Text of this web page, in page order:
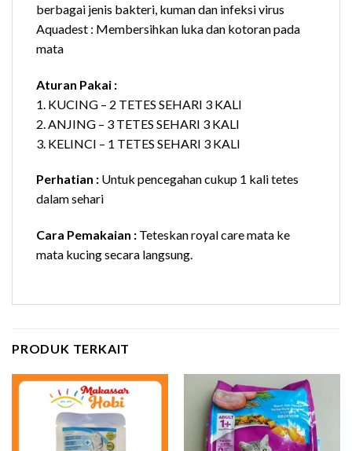
berbagai jenis bakteri, kuman dan infeksi virus
Aquadest : Membersihkan luka dan kotoran pada
mata
Aturan Pakai :
1. KUCING – 2 TETES SEHARI 3 KALI
2. ANJING – 3 TETES SEHARI 3 KALI
3. KELINCI – 1 TETES SEHARI 3 KALI
Perhatian : Untuk pencegahan cukup 1 kali tetes
dalam sehari
Cara Pemakaian : Teteskan royal care mata ke
mata kucing secara langsung.
PRODUK TERKAIT